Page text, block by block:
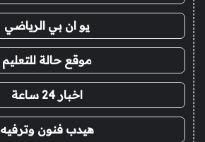
يو ان بي الرياضي
موقع حالة للتعليم
اخبار 24 ساعة
هيدب فنون وترفيه